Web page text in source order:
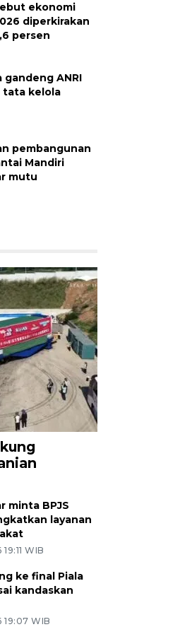
ekonomi
diperkirakan
persen
gandeng ANRI
tata kelola
pembangunan
Mandiri
mutu
minta BPJS
layanan
WIB
ke final Piala
kandaskan
WIB